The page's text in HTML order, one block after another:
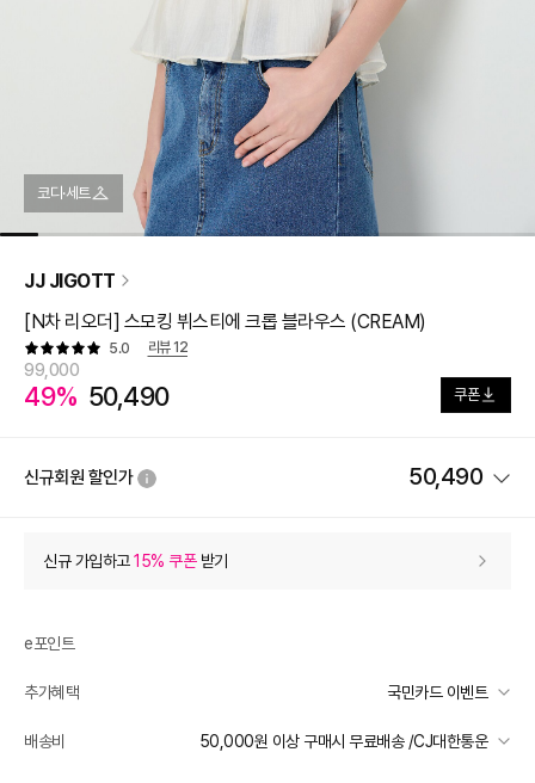
코디·세트
JJ JIGOTT
[N차 리오더] 스모킹 뷔스티에 크롭 블라우스 (CREAM)
5.0 리뷰12
99,000
49% 50,490 쿠폰
신규회원 할인가 50,490
상품 할인 (자동적용)
상품 쿠폰 할인 - 8,910
JJ지고트 15% 쿠폰 - 8910
신규 가입하고15% 쿠폰받기
e포인트
추가혜택 국민카드 이벤트
국민카드 이벤트
배송비 50,000원 이상 구매시 무료배송 /CJ대한통운